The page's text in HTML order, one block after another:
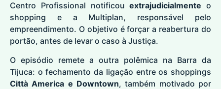
Centro Profissional notificouextrajudicialmente o
shopping e a Multiplan, responsável pelo
empreendimento. O objetivo é forçar a reabertura do
portão, antes de levar o caso à Justiça.
O episódio remete a outra polêmica na Barra da
Tijuca: o fechamento da ligação entre os shoppings
Città America e Downtown, também motivado por